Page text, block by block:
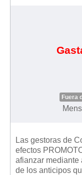
Fuera
Las gestoras de
efectos
afianzar mediante
de los anticipos